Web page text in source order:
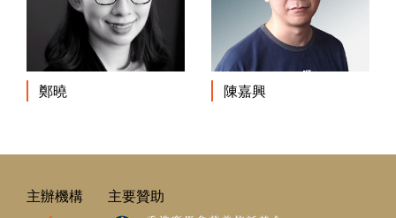
鄭曉 陳嘉興
主辦機構 主要贊助